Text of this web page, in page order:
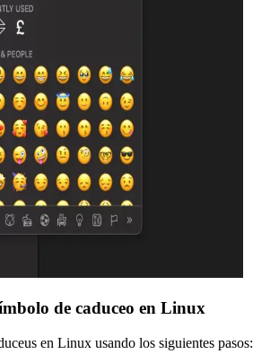
de caduceo en Linux
en Linux usando los siguientes pasos: